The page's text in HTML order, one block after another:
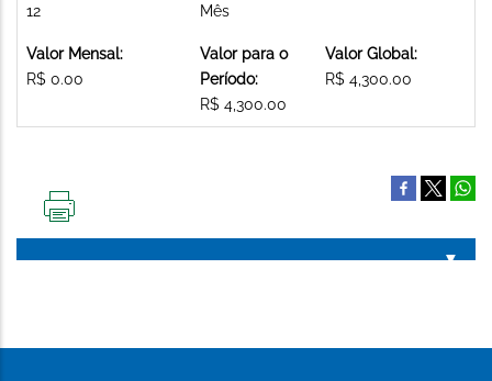
12
Mês
Valor Mensal:
R$ 0.00
Valor para o
Período:
R$ 4,300.00
Valor Global:
R$ 4,300.00
PÁGINA